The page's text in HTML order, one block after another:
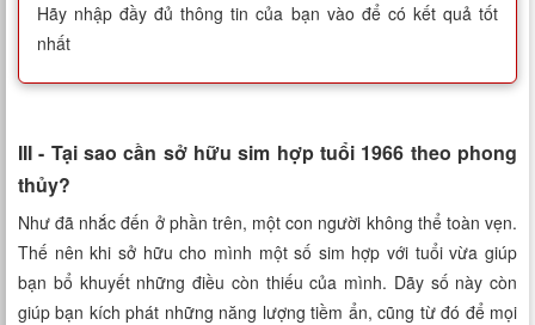
Hãy nhập đầy đủ thông tin của bạn vào để có kết quả tốt
nhất
III - Tại sao cần sở hữu sim hợp tuổi 1966 theo phong
thủy?
Như đã nhắc đến ở phần trên, một con người không thể toàn vẹn.
Thế nên khi sở hữu cho mình một số sim hợp với tuổi vừa giúp
bạn bổ khuyết những điều còn thiếu của mình. Dãy số này còn
giúp bạn kích phát những năng lượng tiềm ẩn, cũng từ đó để mọi